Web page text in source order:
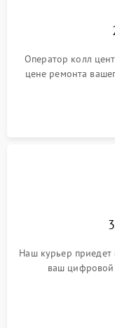
Оператор колл
цене ремонта
Наш курьер приедет
ваш цифровой